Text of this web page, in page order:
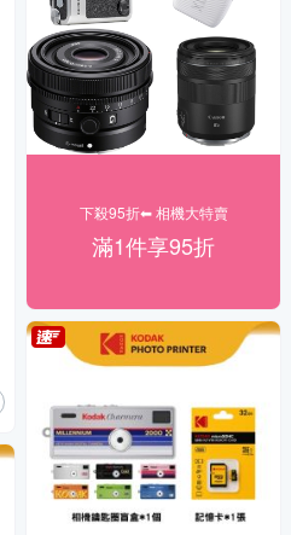
下殺95折⬅︎ 相機大特賣
滿1件享95折